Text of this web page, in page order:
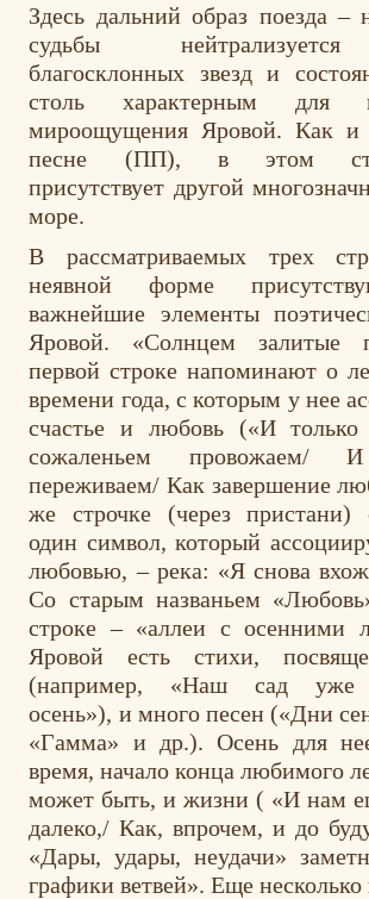
Здесь дальний образ поезда –
судьбы
благосклонных звезд и
столь характерным для
мироощущения Яровой. Как и
песне (ПП), в этом
присутствует другой
море.
В рассматриваемых трех
неявной форме
важнейшие элементы
Яровой. «Солнцем залитые
первой строке напоминают о
времени года, с которым у нее
счастье и любовь («И
сожаленьем провожаем/
переживаем/ Как завершение
же строчке (через пристани)
один символ, который
любовью, – река: «Я снова
Со старым названьем
строке – «аллеи с осенними
Яровой есть стихи,
(например, «Наш сад уже
осень»), и много песен («Дни
«Гамма» и др.). Осень для
время, начало конца любимого
может быть, и жизни ( «И нам
далеко,/ Как, впрочем, и до
«Дары, удары, неудачи»
графики ветвей». Еще